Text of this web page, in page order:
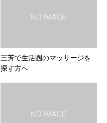
三芳で生活圏のマッサージを
探す方へ